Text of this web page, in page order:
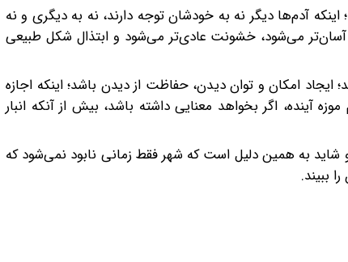
آدم‌ها دیگر نه به خودشان توجه دارند، نه به دیگری و نه
می‌شود، خشونت عادی‌تر می‌شود و ابتذال شکل طبیعی
ایجاد امکان و توان دیدن، حفاظت از دیدن باشد؛ اینکه اجازه
آینده، اگر بخواهد معنایی داشته باشد، بیش از آنکه انبار
به همین دلیل است که شهر فقط زمانی نابود نمی‌شود که
ببیند.